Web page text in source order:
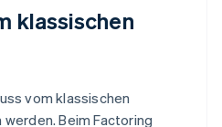
klassischen
vom klassischen
Beim Factoring